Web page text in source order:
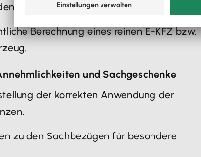
Berechnung eines reinen E-KFZ bzw.
und Sachgeschenke
der korrekten Anwendung der
zu den Sachbezügen für besondere